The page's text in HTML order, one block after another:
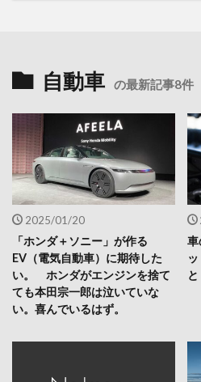
自動車 の最新記事8件
2025/01/20
「ホンダ＋ソニー」が作る
EV（電気自動車）に期待した
い。 ホンダがエンジンを捨て
ても本田宗一郎は泣いていな
い。喜んでいるはず。
車